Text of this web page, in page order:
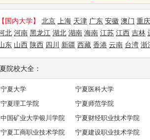
【国内大学】 北京 上海 天津 广东 安徽 澳门 重庆
北 河南 黑龙江 湖北 湖南 海南 江苏 江西 吉林
东 山西 陕西 四川 新疆 西藏 香港 云南 台湾 浙
院校大全：
宁夏大学
宁夏医科大学
宁夏理工学院
宁夏师范学院
中国矿业大学银川学院
宁夏财经职业技术学院
宁夏工商职业技术学院
宁夏建设职业技术学院